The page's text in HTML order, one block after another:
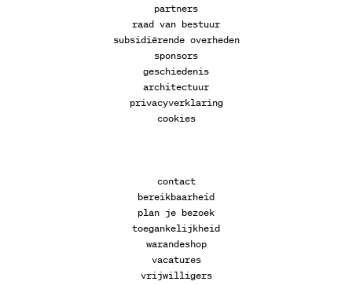
partners
raad van bestuur
subsidiërende overheden
sponsors
geschiedenis
architectuur
privacyverklaring
cookies
contact
bereikbaarheid
plan je bezoek
toegankelijkheid
warandeshop
vacatures
vrijwilligers